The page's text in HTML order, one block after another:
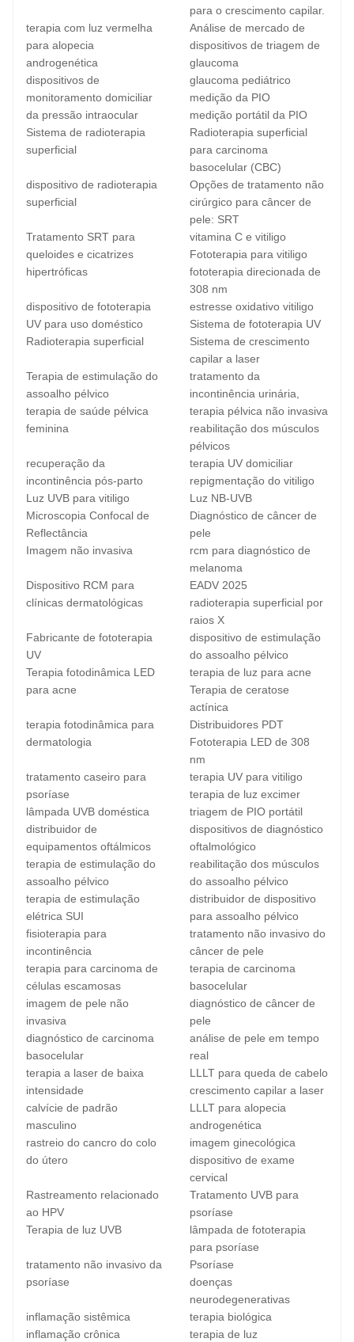
para o crescimento capilar.
terapia com luz vermelha
para alopecia
androgenética
Análise de mercado de
dispositivos de triagem de
glaucoma
dispositivos de
monitoramento domiciliar
da pressão intraocular
glaucoma pediátrico
medição da PIO
medição portátil da PIO
Sistema de radioterapia
superficial
Radioterapia superficial
para carcinoma
basocelular (CBC)
dispositivo de radioterapia
superficial
Opções de tratamento não
cirúrgico para câncer de
pele: SRT
Tratamento SRT para
queloides e cicatrizes
hipertróficas
vitamina C e vitiligo
Fototerapia para vitiligo
fototerapia direcionada de
308 nm
dispositivo de fototerapia
UV para uso doméstico
estresse oxidativo vitiligo
Sistema de fototerapia UV
Radioterapia superficial
Sistema de crescimento
capilar a laser
Terapia de estimulação do
assoalho pélvico
tratamento da
incontinência urinária,
terapia de saúde pélvica
feminina
terapia pélvica não invasiva
reabilitação dos músculos
pélvicos
recuperação da
incontinência pós-parto
terapia UV domiciliar
repigmentação do vitiligo
Luz UVB para vitiligo
Luz NB-UVB
Microscopia Confocal de
Reflectância
Diagnóstico de câncer de
pele
Imagem não invasiva
rcm para diagnóstico de
melanoma
Dispositivo RCM para
clínicas dermatológicas
EADV 2025
radioterapia superficial por
raios X
Fabricante de fototerapia
UV
dispositivo de estimulação
do assoalho pélvico
Terapia fotodinâmica LED
para acne
terapia de luz para acne
Terapia de ceratose
actínica
terapia fotodinâmica para
dermatologia
Distribuidores PDT
Fototerapia LED de 308
nm
tratamento caseiro para
psoríase
terapia UV para vitiligo
terapia de luz excimer
lâmpada UVB doméstica
triagem de PIO portátil
distribuidor de
equipamentos oftálmicos
dispositivos de diagnóstico
oftalmológico
terapia de estimulação do
assoalho pélvico
reabilitação dos músculos
do assoalho pélvico
terapia de estimulação
elétrica SUI
distribuidor de dispositivo
para assoalho pélvico
fisioterapia para
incontinência
tratamento não invasivo do
câncer de pele
terapia para carcinoma de
células escamosas
terapia de carcinoma
basocelular
imagem de pele não
invasiva
diagnóstico de câncer de
pele
diagnóstico de carcinoma
basocelular
análise de pele em tempo
real
terapia a laser de baixa
intensidade
LLLT para queda de cabelo
crescimento capilar a laser
calvície de padrão
masculino
LLLT para alopecia
androgenética
rastreio do cancro do colo
do útero
imagem ginecológica
dispositivo de exame
cervical
Rastreamento relacionado
ao HPV
Tratamento UVB para
psoríase
Terapia de luz UVB
lâmpada de fototerapia
para psoríase
tratamento não invasivo da
psoríase
Psoríase
doenças
neurodegenerativas
inflamação sistêmica
terapia biológica
inflamação crônica
terapia de luz